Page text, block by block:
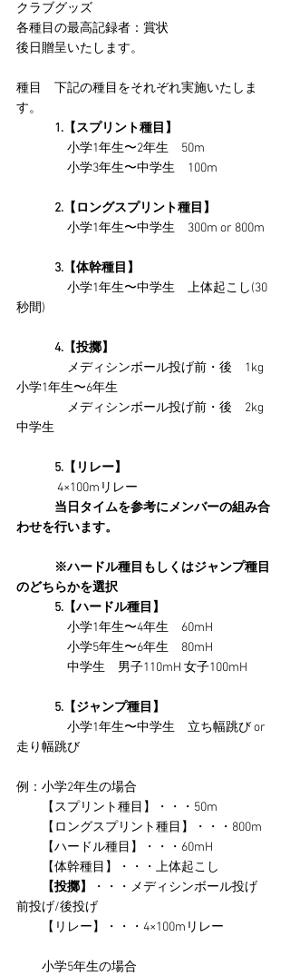
クラブグッズ
各種目の最高記録者：賞状
後日贈呈いたします。
種目　下記の種目をそれぞれ実施いたしま
す。
1.【スプリント種目】
小学1年生〜2年生　50m
小学3年生〜中学生　100m
2.【ロングスプリント種目】
小学1年生〜中学生　300m or 800m
3.【体幹種目】
小学1年生〜中学生　上体起こし(30
秒間)
4.【投擲】
メディシンボール投げ前・後　1kg
小学1年生〜6年生
メディシンボール投げ前・後　2kg
中学生
5.【リレー】
4×100mリレー
当日タイムを参考にメンバーの組み合
わせを行います。
※ハードル種目もしくはジャンプ種目
のどちらかを選択
5.【ハードル種目】
小学1年生〜4年生　60mH
小学5年生〜6年生　80mH
中学生　男子110mH 女子100mH
5.【ジャンプ種目】
小学1年生〜中学生　立ち幅跳び or
走り幅跳び
例：小学2年生の場合
【スプリント種目】・・・50m
【ロングスプリント種目】・・・800m
【ハードル種目】・・・60mH
【体幹種目】・・・上体起こし
【投擲】
・・・メディシンボール投げ
前投げ/後投げ
【リレー】・・・4×100mリレー
小学5年生の場合